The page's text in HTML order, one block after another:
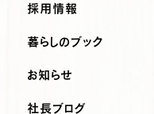
採用情報
暮らしのブック
お知らせ
社長ブログ